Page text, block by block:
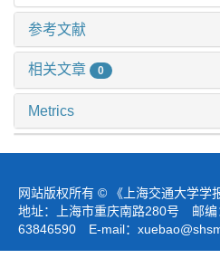
参考文献
相关文章 0
Metrics
网站版权所有 © 《上海交通大学学
地址：上海市重庆南路280号 邮
63846590 E-mail：